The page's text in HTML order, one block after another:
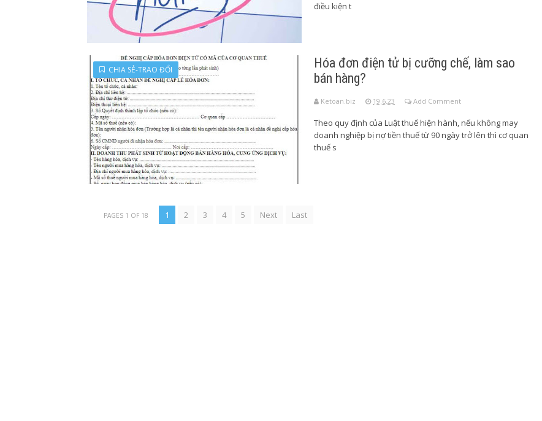
điều kiện t
Hóa đơn điện tử bị cưỡng chế, làm sao
bán hàng?
CHIA SẺ-TRAO ĐỔI
Ketoan.biz 19.6.23 Add Comment
Theo quy định của Luật thuế hiện hành, nếu không may
doanh nghiệp bị nợ tiền thuế từ 90 ngày trở lên thì cơ quan
thuế s
PAGES 1 OF 18 1 2 3 4 5 Next Last